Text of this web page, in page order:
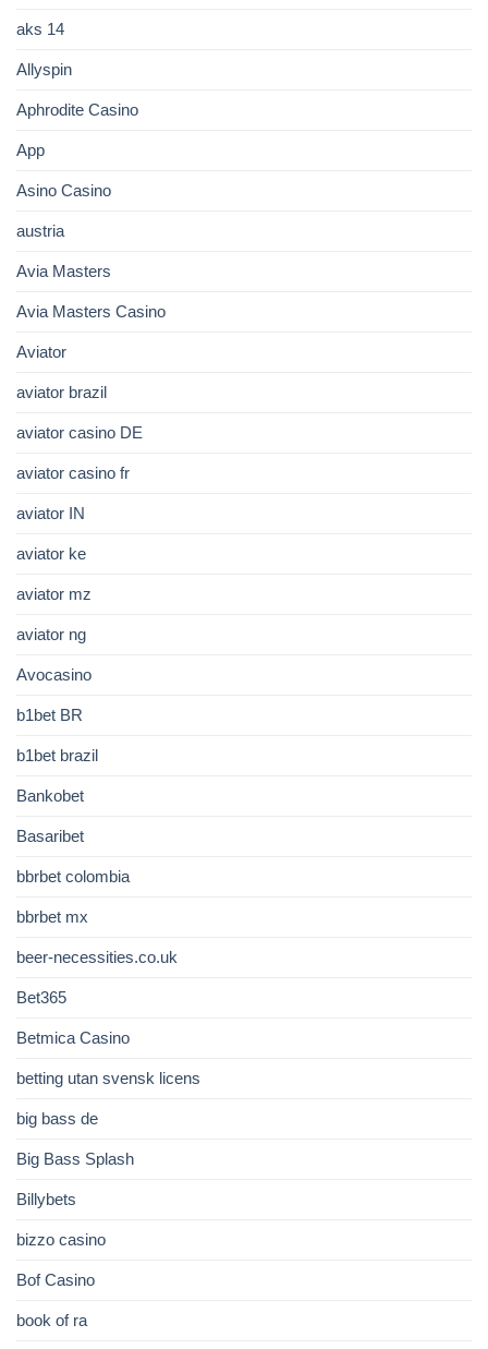
aks 14
Allyspin
Aphrodite Casino
App
Asino Casino
austria
Avia Masters
Avia Masters Casino
Aviator
aviator brazil
aviator casino DE
aviator casino fr
aviator IN
aviator ke
aviator mz
aviator ng
Avocasino
b1bet BR
b1bet brazil
Bankobet
Basaribet
bbrbet colombia
bbrbet mx
beer-necessities.co.uk
Bet365
Betmica Casino
betting utan svensk licens
big bass de
Big Bass Splash
Billybets
bizzo casino
Bof Casino
book of ra